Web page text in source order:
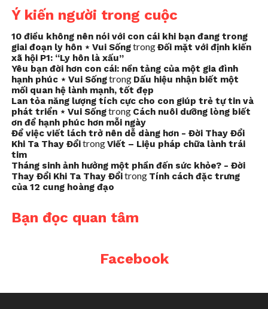
Ý kiến người trong cuộc
10 điều không nên nói với con cái khi bạn đang trong
giai đoạn ly hôn ⋆ Vui SốngtrongĐối mặt với định kiến
xã hội P1: “Ly hôn là xấu”
Yêu bạn đời hơn con cái: nền tảng của một gia đình
hạnh phúc ⋆ Vui Sốngtrong Dấu hiệu nhận biết một
mối quan hệ lành mạnh, tốt đẹp
Lan tỏa năng lượng tích cực cho con giúp trẻ tự tin và
phát triển ⋆ Vui Sốngtrong Cách nuôi dưỡng lòng biết
ơn để hạnh phúc hơn mỗi ngày
Để việc viết lách trở nên dễ dàng hơn - Đời Thay Đổi
Khi Ta Thay ĐổitrongViết – Liệu pháp chữa lành trái
tim
Tháng sinh ảnh hưởng một phần đến sức khỏe? - Đời
Thay Đổi Khi Ta Thay Đổitrong Tính cách đặc trưng
của 12 cung hoàng đạo
Bạn đọc quan tâm
Facebook